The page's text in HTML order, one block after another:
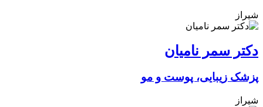
شیراز
دکتر سمر نامیان
پزشک زیبایی، پوست و مو
شیراز